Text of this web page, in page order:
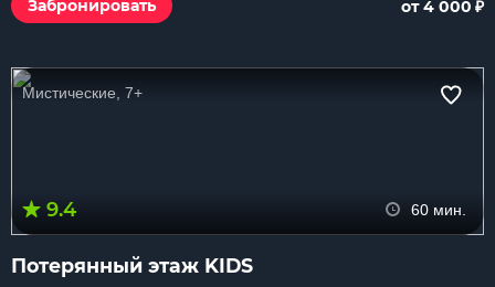
Забронировать от 4 000 ₽
Мистические, 7+
9.4 60 мин.
Потерянный этаж KIDS